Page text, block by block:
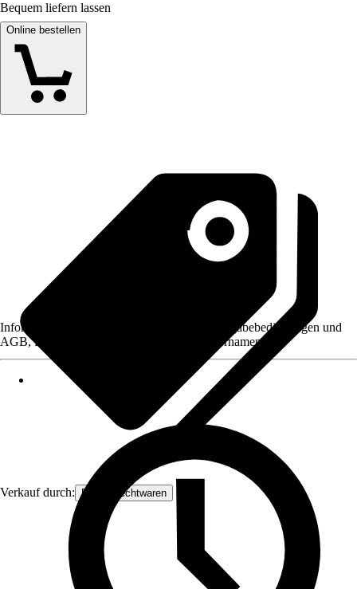
Bequem liefern lassen
Online bestellen
Verkauf durch: Frank Flechtwaren
Informationen des Verkäufers, wie z. B. Rückgabebedingungen und
AGB, finden Sie bei Klick auf den Verkäufernamen.